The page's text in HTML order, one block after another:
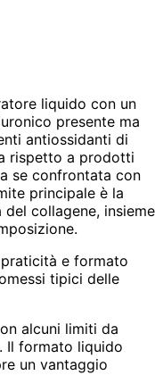
liquido con un
presente ma
antiossidanti di
rispetto a prodotti
se confrontata con
principale è la
collagene, insieme
e formato
tipici delle
alcuni limiti da
Il formato liquido
un vantaggio